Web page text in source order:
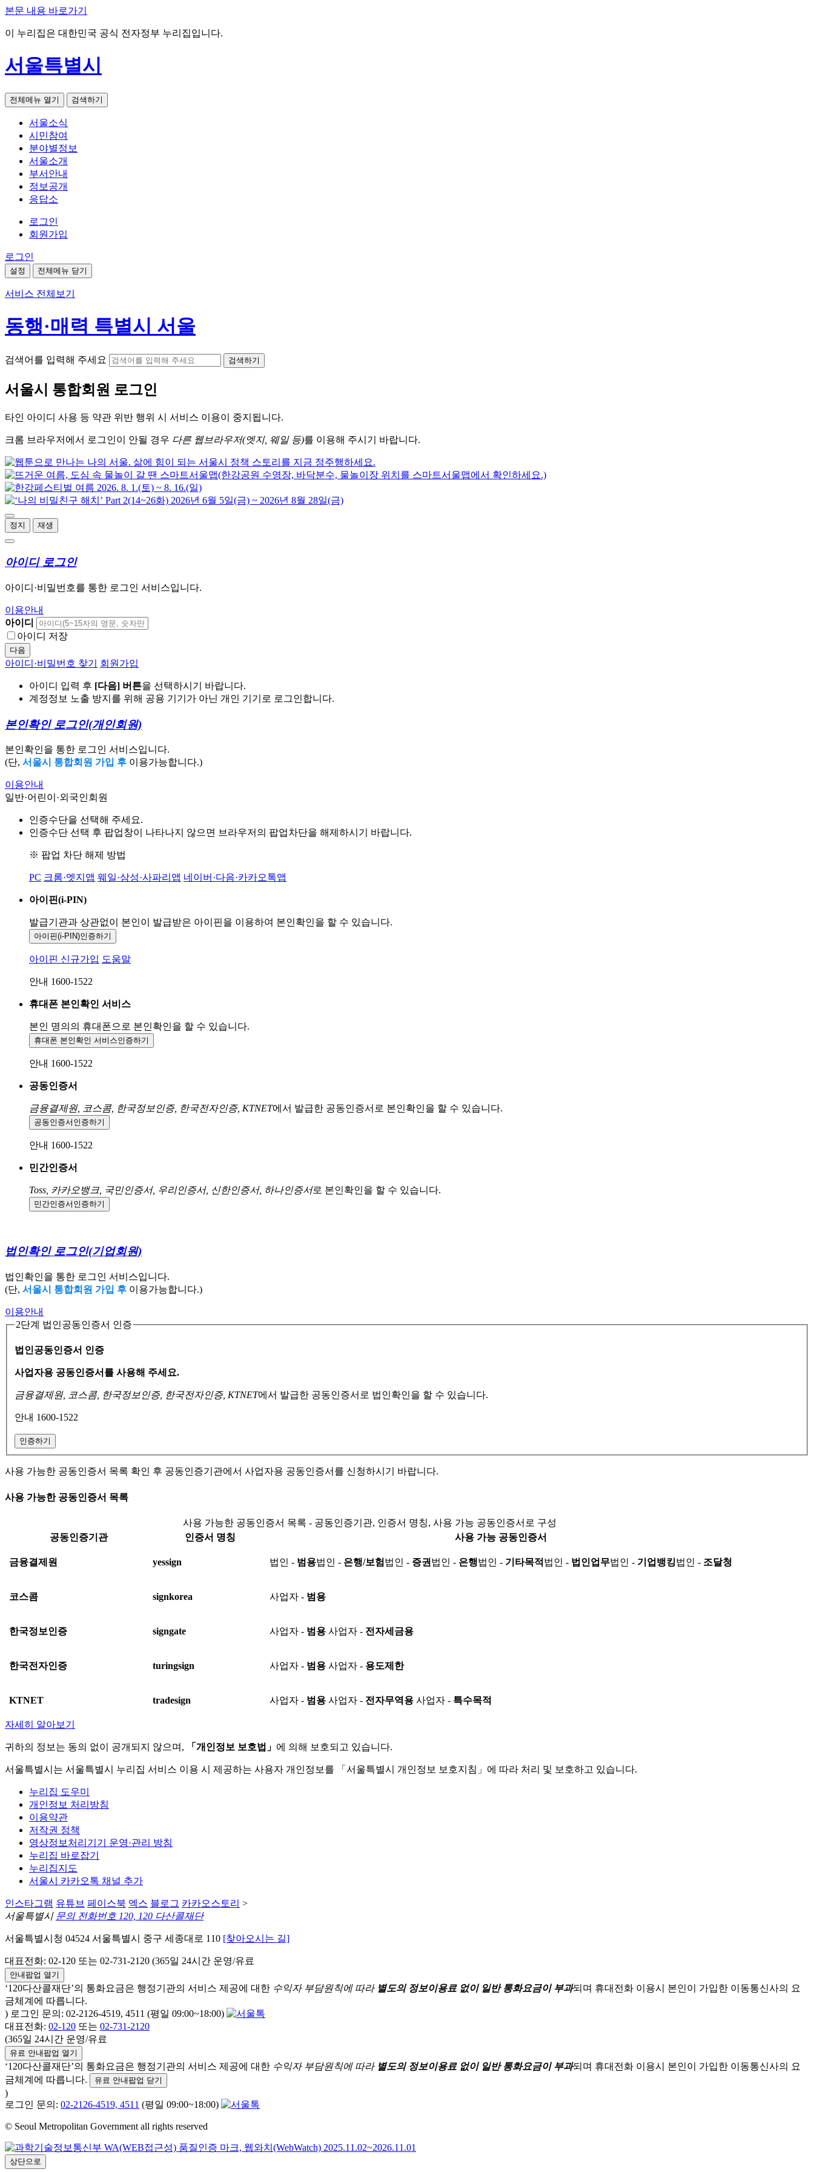
본문 내용 바로가기
이 누리집은 대한민국 공식 전자정부 누리집입니다.
서울특별시
전체메뉴 열기 검색하기
서울소식
시민참여
분야별정보
서울소개
부서안내
정보공개
응답소
로그인
회원가입
로그인
설정 전체메뉴 닫기
서비스 전체보기
동행·매력 특별시 서울
검색어를 입력해 주세요 검색하기
서울시 통합회원 로그인
타인 아이디 사용 등 약관 위반 행위 시 서비스 이용이 중지됩니다.
크롬 브라우저에서 로그인이 안될 경우 다른 웹브라우저(엣지, 웨일 등)를 이용해 주시기 바랍니다.
정지 재생
아이디 로그인
아이디·비밀번호를 통한 로그인 서비스입니다.
이용안내
아이디
아이디 저장
다음
아이디·비밀번호 찾기 회원가입
아이디 입력 후 [다음] 버튼을 선택하시기 바랍니다.
계정정보 노출 방지를 위해 공용 기기가 아닌 개인 기기로 로그인합니다.
본인확인 로그인(개인회원)
본인확인을 통한 로그인 서비스입니다.
(단, 서울시 통합회원 가입 후 이용가능합니다.)
이용안내
일반·어린이·외국인회원
인증수단을 선택해 주세요.
인증수단 선택 후 팝업창이 나타나지 않으면 브라우저의 팝업차단을 해제하시기 바랍니다.
※ 팝업 차단 해제 방법
PC 크롬·엣지앱 웨일·삼성·사파리앱 네이버·다음·카카오톡앱
아이핀(i-PIN)
발급기관과 상관없이 본인이 발급받은 아이핀을 이용하여 본인확인을 할 수 있습니다.
아이핀(i-PIN)인증하기
아이핀 신규가입 도움말
안내 1600-1522
휴대폰 본인확인 서비스
본인 명의의 휴대폰으로 본인확인을 할 수 있습니다.
휴대폰 본인확인 서비스인증하기
안내 1600-1522
공동인증서
금융결제원, 코스콤, 한국정보인증, 한국전자인증, KTNET에서 발급한 공동인증서로 본인확인을 할 수 있습니다.
공동인증서 인증하기
안내 1600-1522
민간인증서
Toss, 카카오뱅크, 국민인증서, 우리인증서, 신한인증서, 하나인증서로 본인확인을 할 수 있습니다.
민간인증서 인증하기
법인확인 로그인(기업회원)
법인확인을 통한 로그인 서비스입니다.
(단, 서울시 통합회원 가입 후 이용가능합니다.)
이용안내
2단계 법인공동인증서 인증
법인공동인증서 인증
사업자용 공동인증서를 사용해 주세요.
금융결제원, 코스콤, 한국정보인증, 한국전자인증, KTNET에서 발급한 공동인증서로 법인확인을 할 수 있습니다.
안내 1600-1522
인증하기
사용 가능한 공동인증서 목록 확인 후 공동인증기관에서 사업자용 공동인증서를 신청하시기 바랍니다.
사용 가능한 공동인증서 목록
사용 가능한 공동인증서 목록 - 공동인증기관, 인증서 명칭, 사용 가능 공동인증서로 구성
공동인증기관
인증서 명칭 사용 가능 공동인증서
금융결제원 yessign 법인 - 범용법인 - 은행/보험 법인 - 증권 법인 - 은행법인 - 기타목적 법인 - 법인업무법인 - 기업뱅킹법인 - 조달청
코스콤 signkorea 사업자 - 범용
한국정보인증 signgate 사업자 - 범용 사업자 - 전자세금용
한국전자인증 turingsign 사업자 - 범용 사업자 - 용도제한
KTNET tradesign 사업자 - 범용 사업자 - 전자무역용 사업자 - 특수목적
자세히 알아보기
귀하의 정보는 동의 없이 공개되지 않으며, 「개인정보 보호법」 에 의해 보호되고 있습니다.
서울특별시는 서울특별시 누리집 서비스 이용 시 제공하는 사용자 개인정보를 「서울특별시 개인정보 보호지침」에 따라 처리 및 보호하고 있습니다.
누리집 도우미
개인정보 처리방침
이용약관
저작권 정책
영상정보처리기기 운영·관리 방침
누리집 바로잡기
누리집지도
서울시 카카오톡 채널 추가
인스타그램 유튜브 페이스북 엑스 블로그 카카오스토리 >
서울특별시 문의 전화번호 120, 120 다산콜재단
서울특별시청 04524 서울특별시 중구 세종대로 110 [찾아오시는 길]
대표전화: 02-120 또는 02-731-2120 (365일 24시간 운영/유료
안내팝업 열기
‘120다산콜재단’의 통화요금은 행정기관의 서비스 제공에 대한 수익자 부담원칙에 따라 별도의 정보이용료 없이 일반 통화요금이 부과되며 휴대전화 이용시 본인이 가입한 이동통신사의 요
금체계에 따릅니다.
) 로그인 문의: 02-2126-4519, 4511 (평일 09:00~18:00)
대표전화: 02-120 또는 02-731-2120
(365일 24시간 운영/유료
유료 안내팝업 열기
‘120다산콜재단’의 통화요금은 행정기관의 서비스 제공에 대한 수익자 부담원칙에 따라 별도의 정보이용료 없이 일반 통화요금이 부과되며 휴대전화 이용시 본인이 가입한 이동통신사의 요
금체계에 따릅니다.
유료 안내팝업 닫기
)
로그인 문의: 02-2126-4519, 4511 (평일 09:00~18:00)
© Seoul Metropolitan Government all rights reserved
상단으로